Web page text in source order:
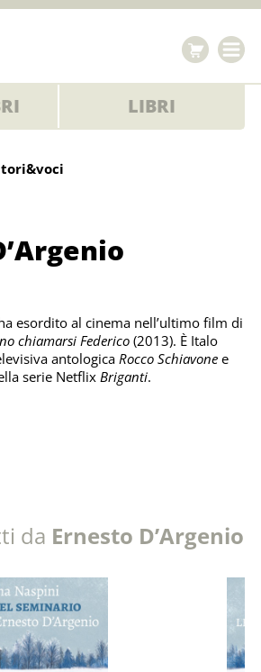
LIBRI
esordito al cinema nell’ultimo film di
chiamarsi Federico(2013). È Italo
antologica Rocco Schiavonee
serie Netflix Briganti.
da Ernesto D’Argenio